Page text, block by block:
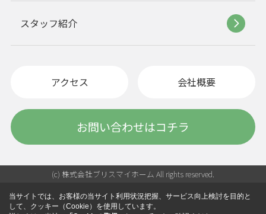
スタッフ紹介
アクセス 会社概要
お問い合わせはコチラ
(c) 株式会社ブリスマイホーム All rights reserved.
当サイトでは、お客様の当サイト利用状況把握、サービス向上検討を目的と
して、クッキー（Cookie）を使用しています。